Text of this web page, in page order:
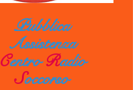
Pubblica
Assistenza
CentroRadio
Soccorso